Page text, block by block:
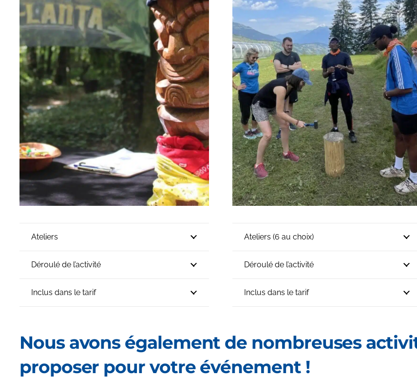
Ateliers
Déroulé de l’activité
Inclus dans le tarif
Ateliers (6 au choix)
Déroulé de l’activité
Inclus dans le tarif
Nous avons également de nombreuses
proposer pour votre événement !